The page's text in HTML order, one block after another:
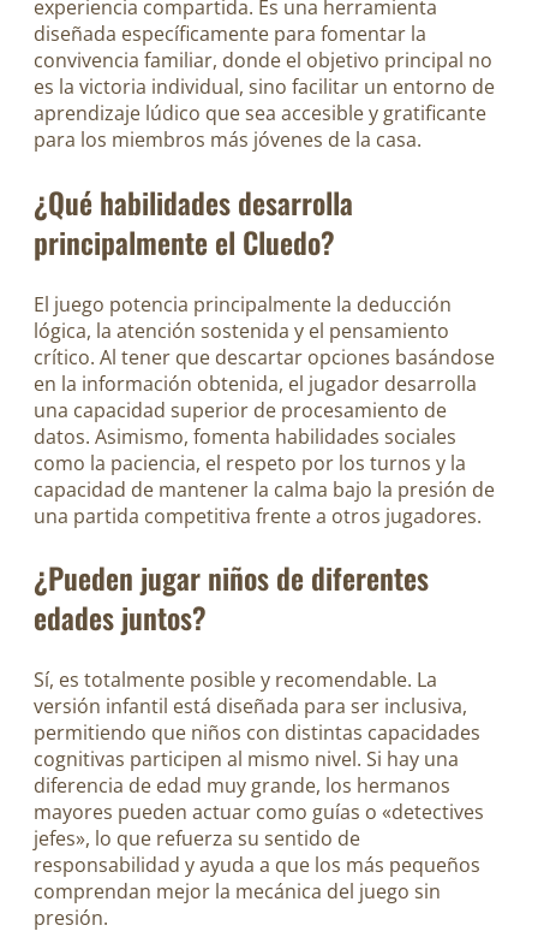
experiencia compartida. Es una herramienta
diseñada específicamente para fomentar la
convivencia familiar, donde el objetivo principal no
es la victoria individual, sino facilitar un entorno de
aprendizaje lúdico que sea accesible y gratificante
para los miembros más jóvenes de la casa.
¿Qué habilidades desarrolla
principalmente el Cluedo?
El juego potencia principalmente la deducción
lógica, la atención sostenida y el pensamiento
crítico. Al tener que descartar opciones basándose
en la información obtenida, el jugador desarrolla
una capacidad superior de procesamiento de
datos. Asimismo, fomenta habilidades sociales
como la paciencia, el respeto por los turnos y la
capacidad de mantener la calma bajo la presión de
una partida competitiva frente a otros jugadores.
¿Pueden jugar niños de diferentes
edades juntos?
Sí, es totalmente posible y recomendable. La
versión infantil está diseñada para ser inclusiva,
permitiendo que niños con distintas capacidades
cognitivas participen al mismo nivel. Si hay una
diferencia de edad muy grande, los hermanos
mayores pueden actuar como guías o «detectives
jefes», lo que refuerza su sentido de
responsabilidad y ayuda a que los más pequeños
comprendan mejor la mecánica del juego sin
presión.